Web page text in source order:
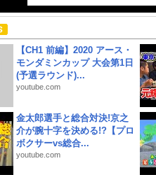
【CH1 前編】2020 アース・
モンダミンカップ 大会第1日
(予選ラウンド)...
youtube.com
金太郎選手と総合対決!京之
介が腕十字を決める!?【プロ
ボクサーvs総合...
youtube.com